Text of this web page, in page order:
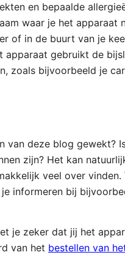
en bepaalde
waar je het apparaat
of in de buurt van je
gebruikt de
zoals bijvoorbeeld je
van deze blog gewekt?
zijn? Het kan
veel over vinden.
informeren bij
je zeker dat jij het
van het bestellen van